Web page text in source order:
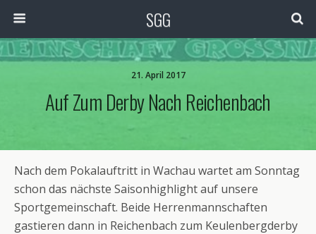
SGG
21. April 2017
Auf Zum Derby Nach Reichenbach
Nach dem Pokalauftritt in Wachau wartet am Sonntag
schon das nächste Saisonhighlight auf unsere
Sportgemeinschaft. Beide Herrenmannschaften
gastieren dann in Reichenbach zum Keulenbergderby